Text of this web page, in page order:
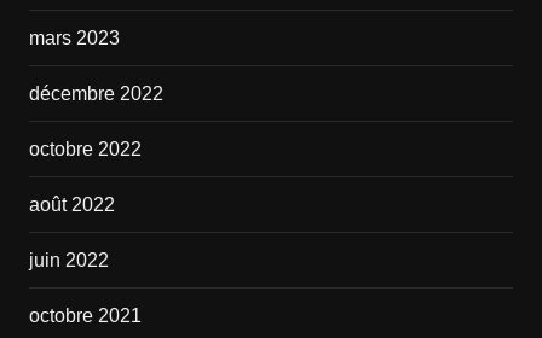
mars 2023
décembre 2022
octobre 2022
août 2022
juin 2022
octobre 2021